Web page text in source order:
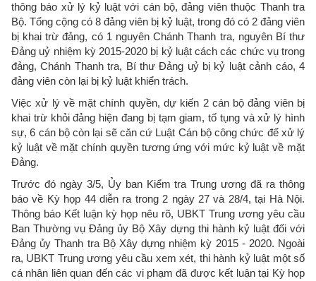
thông báo xử lý kỷ luật với cán bộ, đảng viên thuộc Thanh tra
Bộ. Tổng cộng có 8 đảng viên bị kỷ luật, trong đó có 2 đảng viên
bị khai trừ đảng, có 1 nguyên Chánh Thanh tra, nguyên Bí thư
Đảng uỷ nhiệm kỳ 2015-2020 bị kỷ luật cách các chức vụ trong
đảng, Chánh Thanh tra, Bí thư Đảng uỷ bị kỷ luật cảnh cáo, 4
đảng viên còn lại bị kỷ luật khiển trách.
Việc xử lý về mặt chính quyền, dự kiến 2 cán bộ đảng viên bị
khai trừ khỏi đảng hiện đang bị tạm giam, tố tụng và xử lý hình
sự, 6 cán bộ còn lại sẽ căn cứ Luật Cán bộ công chức để xử lý
kỷ luật về mặt chính quyền tương ứng với mức kỷ luật về mặt
Đảng.
Trước đó ngày 3/5, Ủy ban Kiểm tra Trung ương đã ra thông
báo về Kỳ họp 44 diễn ra trong 2 ngày 27 và 28/4, tại Hà Nội.
Thông báo Kết luận kỳ họp nêu rõ, UBKT Trung ương yêu cầu
Ban Thường vụ Đảng ủy Bộ Xây dựng thi hành kỷ luật đối với
Đảng ủy Thanh tra Bộ Xây dựng nhiệm kỳ 2015 - 2020. Ngoài
ra, UBKT Trung ương yêu cầu xem xét, thi hành kỷ luật một số
cá nhân liên quan đến các vi phạm đã được kết luận tại Kỳ họp